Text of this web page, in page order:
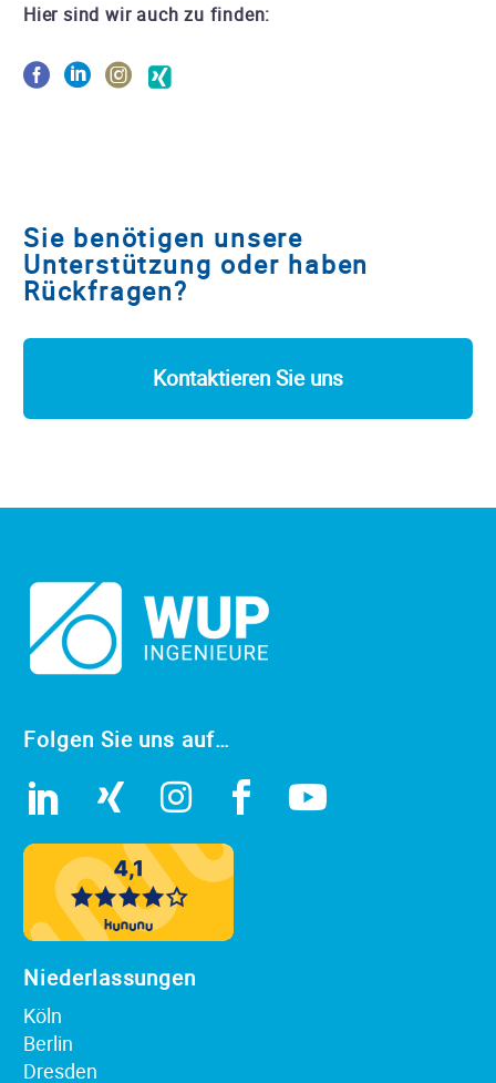
Hier sind wir auch zu finden:
Sie benötigen unsere
Unterstützung oder haben
Rückfragen?
Kontaktieren Sie uns
Folgen Sie uns auf…
Niederlassungen
Köln
Berlin
Dresden